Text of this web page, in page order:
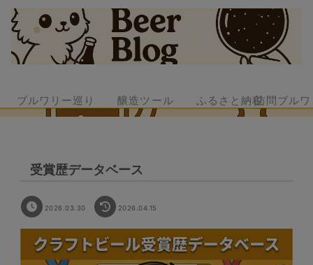
ブルワリー巡り 醸造ツール ふるさと納税訪問ブル
受賞歴データベース
2026.03.30 2026.04.15